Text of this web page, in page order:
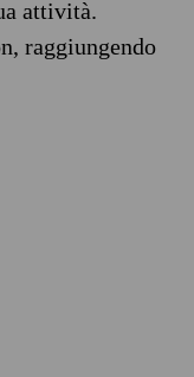
attività.
raggiungendo